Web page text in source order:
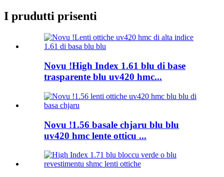
I prudutti prisenti
Novu !High Index 1.61 blu di base
trasparente blu uv420 hmc...
Novu !1.56 basale chjaru blu blu
uv420 hmc lente otticu ...